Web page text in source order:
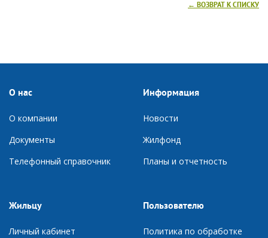
← ВОЗВРАТ К СПИСКУ
О нас
О компании
Документы
Телефонный справочник
Информация
Новости
Жилфонд
Планы и отчетность
Жильцу
Личный кабинет
Пользователю
Политика по обработке